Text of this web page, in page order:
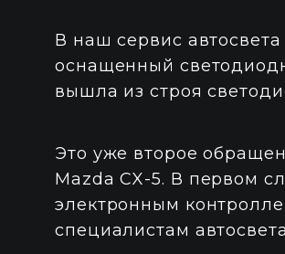
В наш сервис
оснащенный
вышла из строя
Это уже второе
Mazda CX-5. В первом
электронным
специалистам